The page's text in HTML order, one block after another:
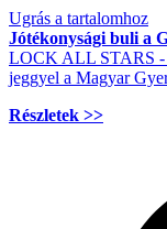
Ugrás a tartalomhoz
Jótékonysági buli a
LOCK ALL STARS -
jeggyel a Magyar
Részletek >>